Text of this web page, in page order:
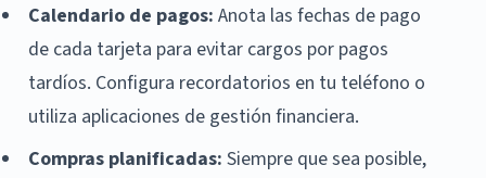
Calendario de pagos: Anota las fechas de pago
de cada tarjeta para evitar cargos por pagos
tardíos. Configura recordatorios en tu teléfono o
utiliza aplicaciones de gestión financiera.
Compras planificadas: Siempre que sea posible,